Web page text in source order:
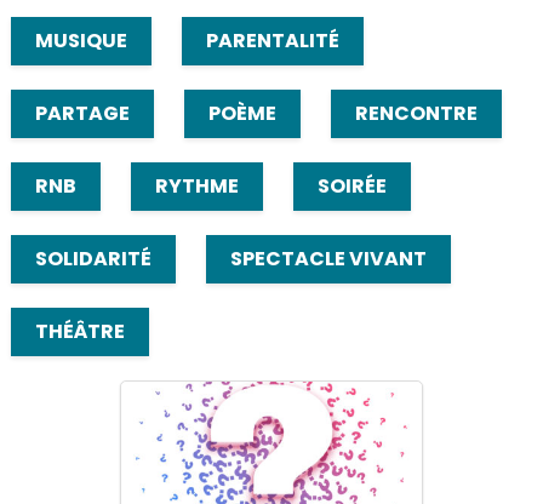
MUSIQUE PARENTALITÉ
PARTAGE POÈME RENCONTRE
RNB RYTHME SOIRÉE
SOLIDARITÉ SPECTACLE VIVANT
THÉÂTRE